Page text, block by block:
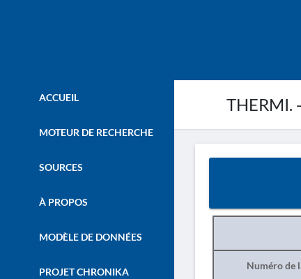
THERMI.
ACCUEIL
MOTEUR DE RECHERCHE
SOURCES
À PROPOS
MODÈLE DE DONNÉES
PROJET CHRONIKA
Numéro de